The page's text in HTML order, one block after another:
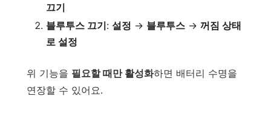
끄기
블루투스 끄기: 설정 → 블루투스 → 꺼짐 상태
로 설정
위 기능을 필요할 때만 활성화하면 배터리 수명을
연장할 수 있어요.